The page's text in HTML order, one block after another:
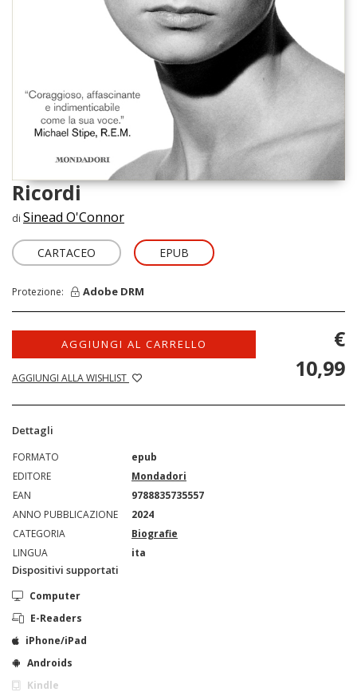
Ricordi
di Sinead O'Connor
CARTACEO EPUB
Protezione: Adobe DRM
AGGIUNGI AL CARRELLO
AGGIUNGI ALLA WISHLIST
€
10,99
Dettagli
FORMATO
epub
EDITORE
Mondadori
EAN
9788835735557
ANNO PUBBLICAZIONE
2024
CATEGORIA
Biografie
LINGUA
ita
Dispositivi supportati
Computer
E-Readers
iPhone/iPad
Androids
Kindle